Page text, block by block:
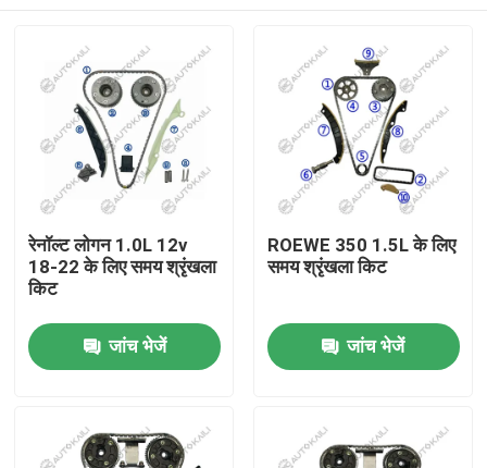
घर
उत्पाद
विडियो
रेनॉल्ट लोगन 1.0L 12v
18-22 के लिए समय श्रृंखला
किट
जांच भेजें
ROEWE 350 1.5L के लिए
समय श्रृंखला किट
जांच भेजें